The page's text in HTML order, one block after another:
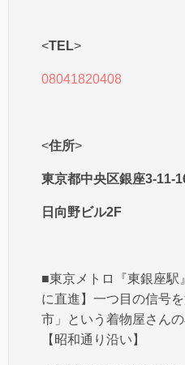
<TEL>
08041820408
<住所>
東京都中央区銀座3-11-
日向野ビル2F
■東京メトロ『東銀座駅
に直進】一つ目の信号
市」という着物屋さん
【昭和通り沿い】